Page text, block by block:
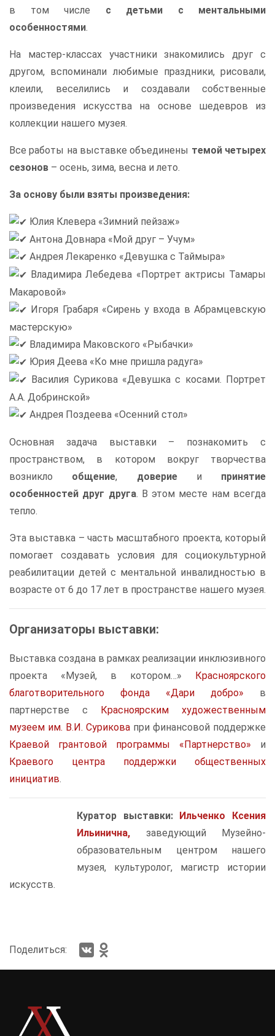
в том числе с детьми с ментальными
особенностями.
На мастер-классах участники знакомились друг с
другом, вспоминали любимые праздники, рисовали,
клеили, веселились и создавали собственные
произведения искусства на основе шедевров из
коллекции нашего музея.
Все работы на выставке объединены темой четырех
сезонов – осень, зима, весна и лето.
За основу были взяты произведения:
Юлия Клевера «Зимний пейзаж»
Антона Довнара «Мой друг – Учум»
Андрея Лекаренко «Девушка с Таймыра»
Владимира Лебедева «Портрет актрисы Тамары
Макаровой»
Игоря Грабаря «Сирень у входа в Абрамцевскую
мастерскую»
Владимира Маковского «Рыбачки»
Юрия Деева «Ко мне пришла радуга»
Василия Сурикова «Девушка с косами. Портрет
А.А. Добринской»
Андрея Поздеева «Осенний стол»
Основная задача выставки – познакомить с
пространством, в котором вокруг творчества
возникло общение, довериеи принятие
особенностей друг друга. В этом месте нам всегда
тепло.
Эта выставка – часть масштабного проекта, который
помогает создавать условия для социокультурной
реабилитации детей с ментальной инвалидностью в
возрасте от 6 до 17 лет в пространстве нашего музея.
Организаторы выставки:
Выставка создана в рамках реализации инклюзивного
проекта «Музей, в котором…» Красноярского
благотворительного фонда «Дари добро» в
партнерстве с Красноярским художественным
музеем им. В.И. Сурикова при финансовой поддержке
Краевой грантовой программы «Партнерство» и
Краевого центра поддержки общественных
инициатив.
Куратор выставки:Ильченко Ксения
Ильинична,
заведующий Музейно-
образовательным центром нашего
музея, культуролог, магистр истории
искусств.
Поделиться: